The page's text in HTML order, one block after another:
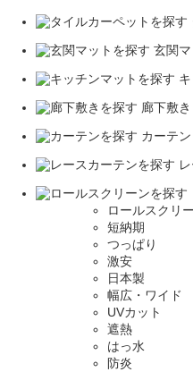
玄関マ
廊下敷き
カーテン
ロールスクリ
短納期
つっぱり
激安
日本製
幅広・ワイド
UVカット
遮熱
はっ水
防炎